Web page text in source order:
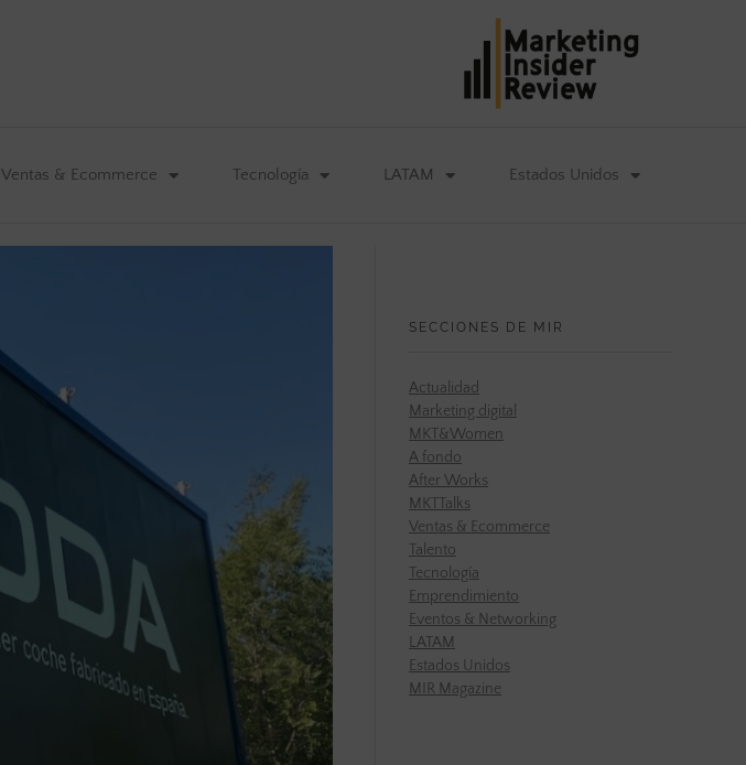
Ventas & Ecommerce Tecnología LATAM Estados Unidos
SECCIONES DE MIR
Actualidad
Marketing digital
MKT&Women
A fondo
After Works
MKTTalks
Ventas & Ecommerce
Talento
Tecnología
Emprendimiento
Eventos & Networking
LATAM
Estados Unidos
MIR Magazine